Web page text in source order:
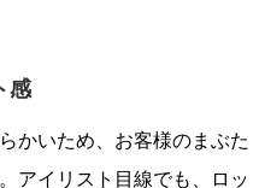
感
かいため、お客様のまぶた
アイリスト目線でも、ロッ